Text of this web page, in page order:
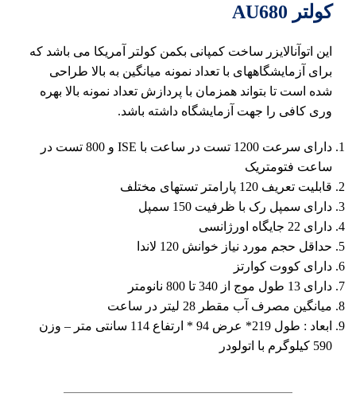
کولتر AU680
این اتوآنالایزر ساخت کمپانی بکمن کولتر آمریکا می باشد که
برای آزمایشگاههای با تعداد نمونه میانگین به بالا طراحی
شده است تا بتواند همزمان با پردازش تعداد نمونه بالا بهره
وری کافی را جهت آزمایشگاه داشته باشد.
دارای سرعت 1200 تست در ساعت با ISE و 800 تست در
ساعت فتومتریک
قابلیت تعریف 120 پارامتر تستهای مختلف
دارای سمپل رک با ظرفیت 150 سمپل
دارای 22 جایگاه اورژانسی
حداقل حجم مورد نیاز خوانش 120 لاندا
دارای کووت کوارتز
دارای 13 طول موج از 340 تا 800 نانومتر
میانگین مصرف آب مقطر 28 لیتر در ساعت
ابعاد : طول 219* عرض 94 * ارتفاع 114 سانتی متر – وزن
590 کیلوگرم با اتولودر